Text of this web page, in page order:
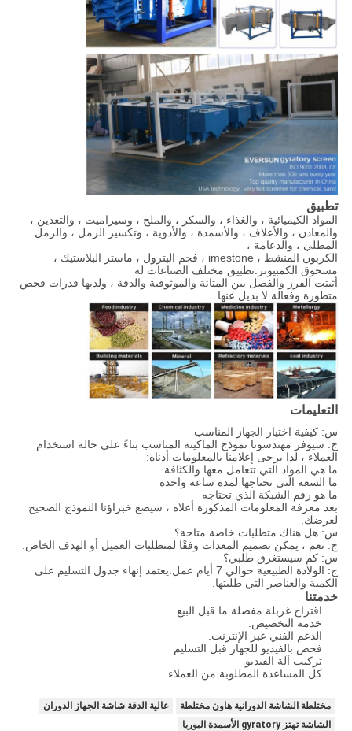
تطبيق
المواد الكيميائية ، والغذاء ، والسكر ، والملح ، وسيراميت ، والتعدين ،
والمعادن ، والأعلاف ، والأسمدة ، والأدوية ، وتكسير الرمل ، والرمل
المطلي ، والدعامة ،
الكربون المنشط ، imestone ، فحم البترول ، ماستر البلاستيك ،
مسحوق الكمبيوتر.تطبيق مختلف الصناعات له
أثبتت الفرز والفصل بين المتانة والموثوقية والدقة ، ولديها قدرات فحص
متطورة وفعالة لا بديل عنها.
التعليمات
س: كيفية اختيار الجهاز المناسب
ج: سيوفر مهندسونا نموذج الماكينة المناسب بناءً على حالة استخدام
العملاء ، لذا يرجى إعلامنا بالمعلومات أدناه:
ما هي المواد التي تتعامل معها والكثافة.
ما السعة التي تحتاجها لمدة ساعة واحدة
ما هو رقم الشبكة الذي تحتاجه
بعد معرفة المعلومات المذكورة أعلاه ، سيضع خبراؤنا النموذج الصحيح
لغرضك.
س: هل هناك متطلبات خاصة متاحة؟
ج: نعم ، يمكن تصميم المعدات وفقًا لمتطلبات العميل أو الهدف الخاص.
س: كم سيستغرق طلبي؟
ج: الولادة الطبيعية حوالي 7 أيام عمل.يعتمد إنهاء جدول التسليم على
الكمية والعناصر التي طلبتها.
خدمتنا
اقتراح غربلة مفصلة ما قبل البيع.
خدمة التخصيص.
الدعم الفني عبر الإنترنت.
فحص بالفيديو للجهاز قبل التسليم
تركيب آلة الفيديو
كل المساعدة المطلوبة من العملاء.
مختلطة الشاشة الدورانية هاون مختلطة
عالية الدقة شاشة الجهاز الدوران
الشاشة تهتز gyratory الأسمدة اليوريا